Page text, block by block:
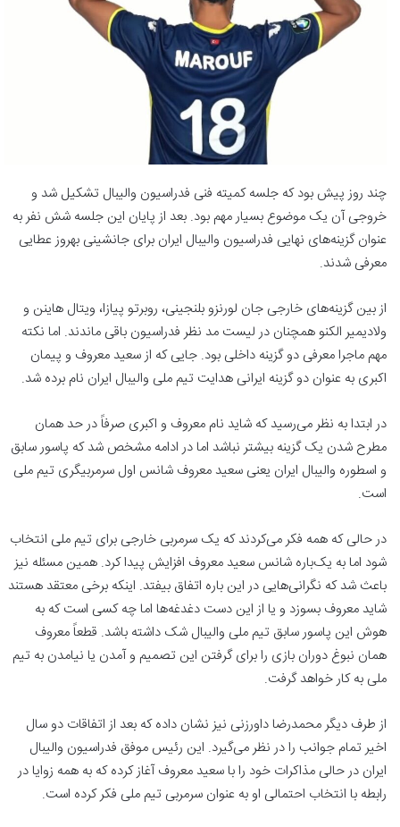
چند روز پیش بود که جلسه کمیته فنی فدراسیون والیبال تشکیل شد و
خروجی آن یک موضوع بسیار مهم بود. بعد از پایان این جلسه شش نفر به
عنوان گزینه‌های نهایی فدراسیون والیبال ایران برای جانشینی بهروز عطایی
معرفی شدند.
از بین گزینه‌های خارجی جان لورنزو بلنجینی، روبرتو پیازا، ویتال هاینن و
ولادیمیر الکنو همچنان در لیست مد نظر فدراسیون باقی ماندند. اما نکته
مهم ماجرا معرفی دو گزینه داخلی بود. جایی که از سعید معروف و پیمان
اکبری به عنوان دو گزینه ایرانی هدایت تیم ملی والیبال ایران نام برده شد.
در ابتدا به نظر می‌رسید که شاید نام معروف و اکبری صرفاً در حد همان
مطرح شدن یک گزینه بیشتر نباشد اما در ادامه مشخص شد که پاسور سابق
و اسطوره والیبال ایران یعنی سعید معروف شانس اول سرمربیگری تیم ملی
است.
در حالی که همه فکر می‌کردند که یک سرمربی خارجی برای تیم ملی انتخاب
شود اما به یک‌باره شانس سعید معروف افزایش پیدا کرد. همین مسئله نیز
باعث شد که نگرانی‌هایی در این باره اتفاق بیفتد. اینکه برخی معتقد هستند
شاید معروف بسوزد و یا از این دست دغدغه‌ها اما چه کسی است که به
هوش این پاسور سابق تیم ملی والیبال شک داشته باشد. قطعاً معروف
همان نبوغ دوران بازی را برای گرفتن این تصمیم و آمدن یا نیامدن به تیم
ملی به کار خواهد گرفت.
از طرف دیگر محمدرضا داورزنی نیز نشان داده که بعد از اتفاقات دو سال
اخیر تمام جوانب را در نظر می‌گیرد. این رئیس موفق فدراسیون والیبال
ایران در حالی مذاکرات خود را با سعید معروف آغاز کرده که به همه زوایا در
رابطه با انتخاب احتمالی او به عنوان سرمربی تیم ملی فکر کرده است.